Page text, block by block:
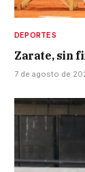
DEPORTES
Zarate, sin
7 de agosto de